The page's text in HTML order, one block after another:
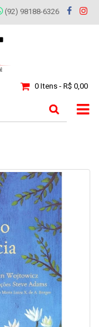
(92) 98188-6326
0 Itens - R$ 0,00